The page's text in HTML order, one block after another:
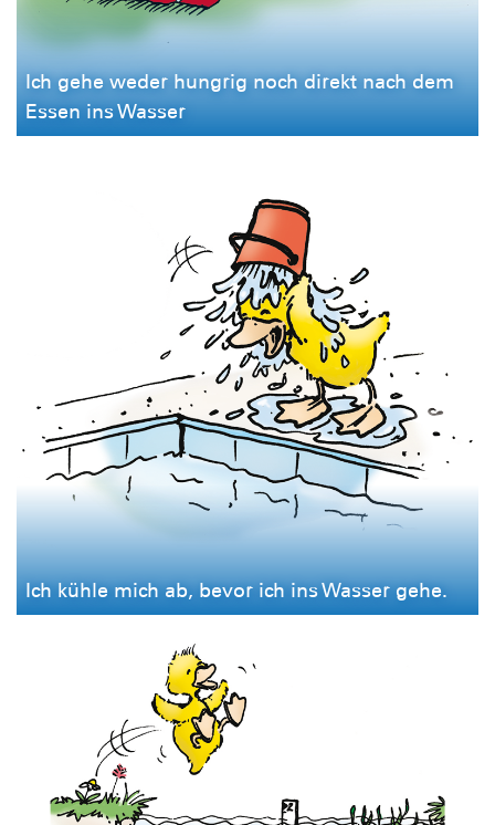
Ich gehe weder hungrig noch direkt nach dem
Essen ins Wasser
Ich kühle mich ab, bevor ich ins Wasser gehe.